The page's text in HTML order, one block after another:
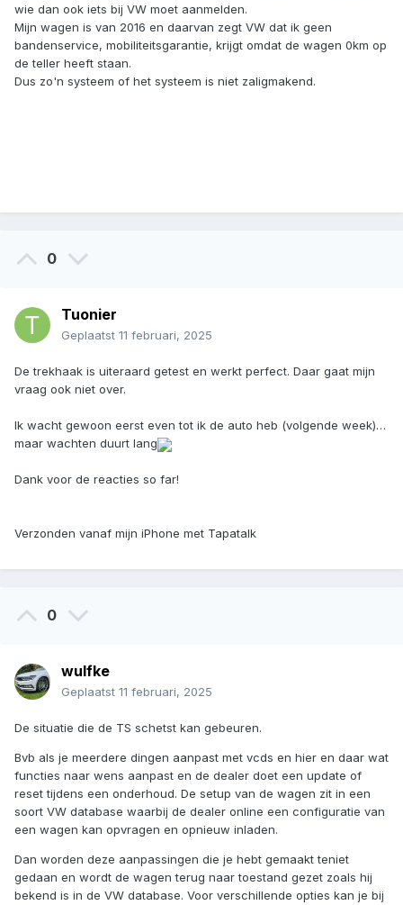
wie dan ook iets bij VW moet aanmelden.
Mijn wagen is van 2016 en daarvan zegt VW dat ik geen
bandenservice, mobiliteitsgarantie, krijgt omdat de wagen 0km op
de teller heeft staan.
Dus zo'n systeem of het systeem is niet zaligmakend.
0
Tuonier
Geplaatst 11 februari, 2025
De trekhaak is uiteraard getest en werkt perfect. Daar gaat mijn
vraag ook niet over.
Ik wacht gewoon eerst even tot ik de auto heb (volgende week)…
maar wachten duurt lang
Dank voor de reacties so far!
Verzonden vanaf mijn iPhone met Tapatalk
0
wulfke
Geplaatst 11 februari, 2025
De situatie die de TS schetst kan gebeuren.
Bvb als je meerdere dingen aanpast met vcds en hier en daar wat
functies naar wens aanpast en de dealer doet een update of
reset tijdens een onderhoud. De setup van de wagen zit in een
soort VW database waarbij de dealer online een configuratie van
een wagen kan opvragen en opnieuw inladen.
Dan worden deze aanpassingen die je hebt gemaakt teniet
gedaan en wordt de wagen terug naar toestand gezet zoals hij
bekend is in de VW database. Voor verschillende opties kan je bij